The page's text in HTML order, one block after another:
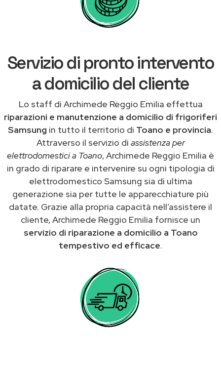
Servizio di pronto intervento
a domicilio del cliente
Lo staff di Archimede Reggio Emilia effettua
riparazioni e manutenzione a domicilio di frigoriferi
Samsung in tutto il territorio di Toano e provincia.
Attraverso il servizio di assistenza per
elettrodomestici a Toano, Archimede Reggio Emilia è
in grado di riparare e intervenire su ogni tipologia di
elettrodomestico Samsung sia di ultima
generazione sia per tutte le apparecchiature più
datate. Grazie alla propria capacità nell’assistere il
cliente, Archimede Reggio Emilia fornisce un
servizio di riparazione a domicilio a Toano
tempestivo ed efficace.